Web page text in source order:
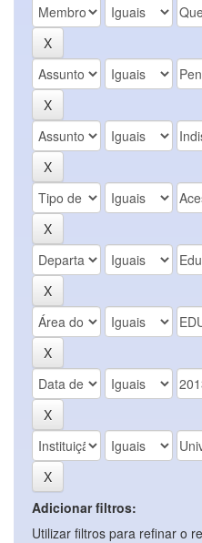
Adicionar filtros:
Utilizar filtros para refinar o